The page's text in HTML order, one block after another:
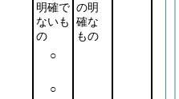
明確で
ないも
の
の明
確な
もの
○
○